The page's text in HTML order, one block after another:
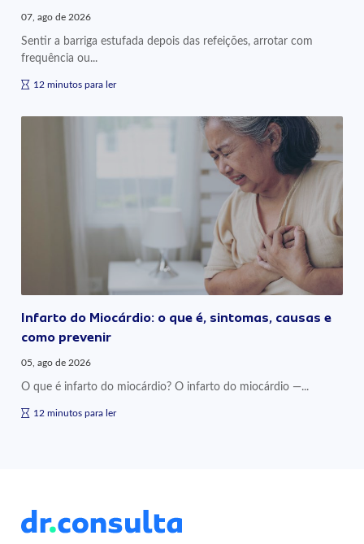
07, ago de 2026
Sentir a barriga estufada depois das refeições, arrotar com
frequência ou...
12 minutos para ler
Infarto do Miocárdio: o que é, sintomas, causas e
como prevenir
05, ago de 2026
O que é infarto do miocárdio? O infarto do miocárdio —...
12 minutos para ler